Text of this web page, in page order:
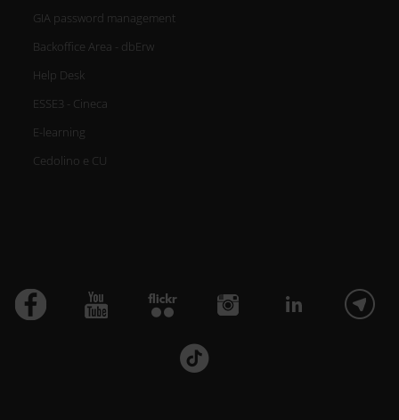
GIA password management
Backoffice Area - dbErw
Help Desk
ESSE3 - Cineca
E-learning
Cedolino e CU